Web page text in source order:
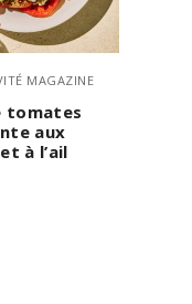
MAGAZINE
tomates
aux
à l’ail